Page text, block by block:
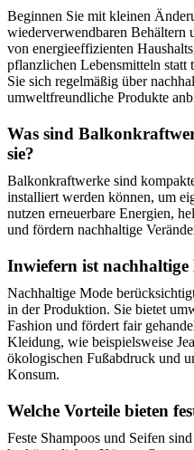
Beginnen Sie mit kleinen
wiederverwendbaren Behältern
von energieeffizienten
pflanzlichen Lebensmitteln statt
Sie sich regelmäßig über
umweltfreundliche Produkte
Was sind
sie?
Balkonkraftwerke sind
installiert werden können, um
nutzen erneuerbare Energien,
und fördern nachhaltige
Inwiefern ist
Nachhaltige Mode
in der Produktion. Sie bietet
Fashion und fördert fair
Kleidung, wie beispielsweise
ökologischen Fußabdruck und
Konsum.
Welche Vorteile bieten
Feste Shampoos und Seifen